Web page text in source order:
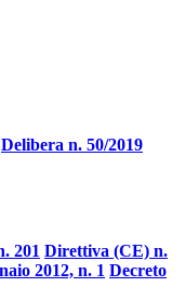
Delibera n. 50/2019
201 Direttiva (CE) n.
2012, n. 1 Decreto